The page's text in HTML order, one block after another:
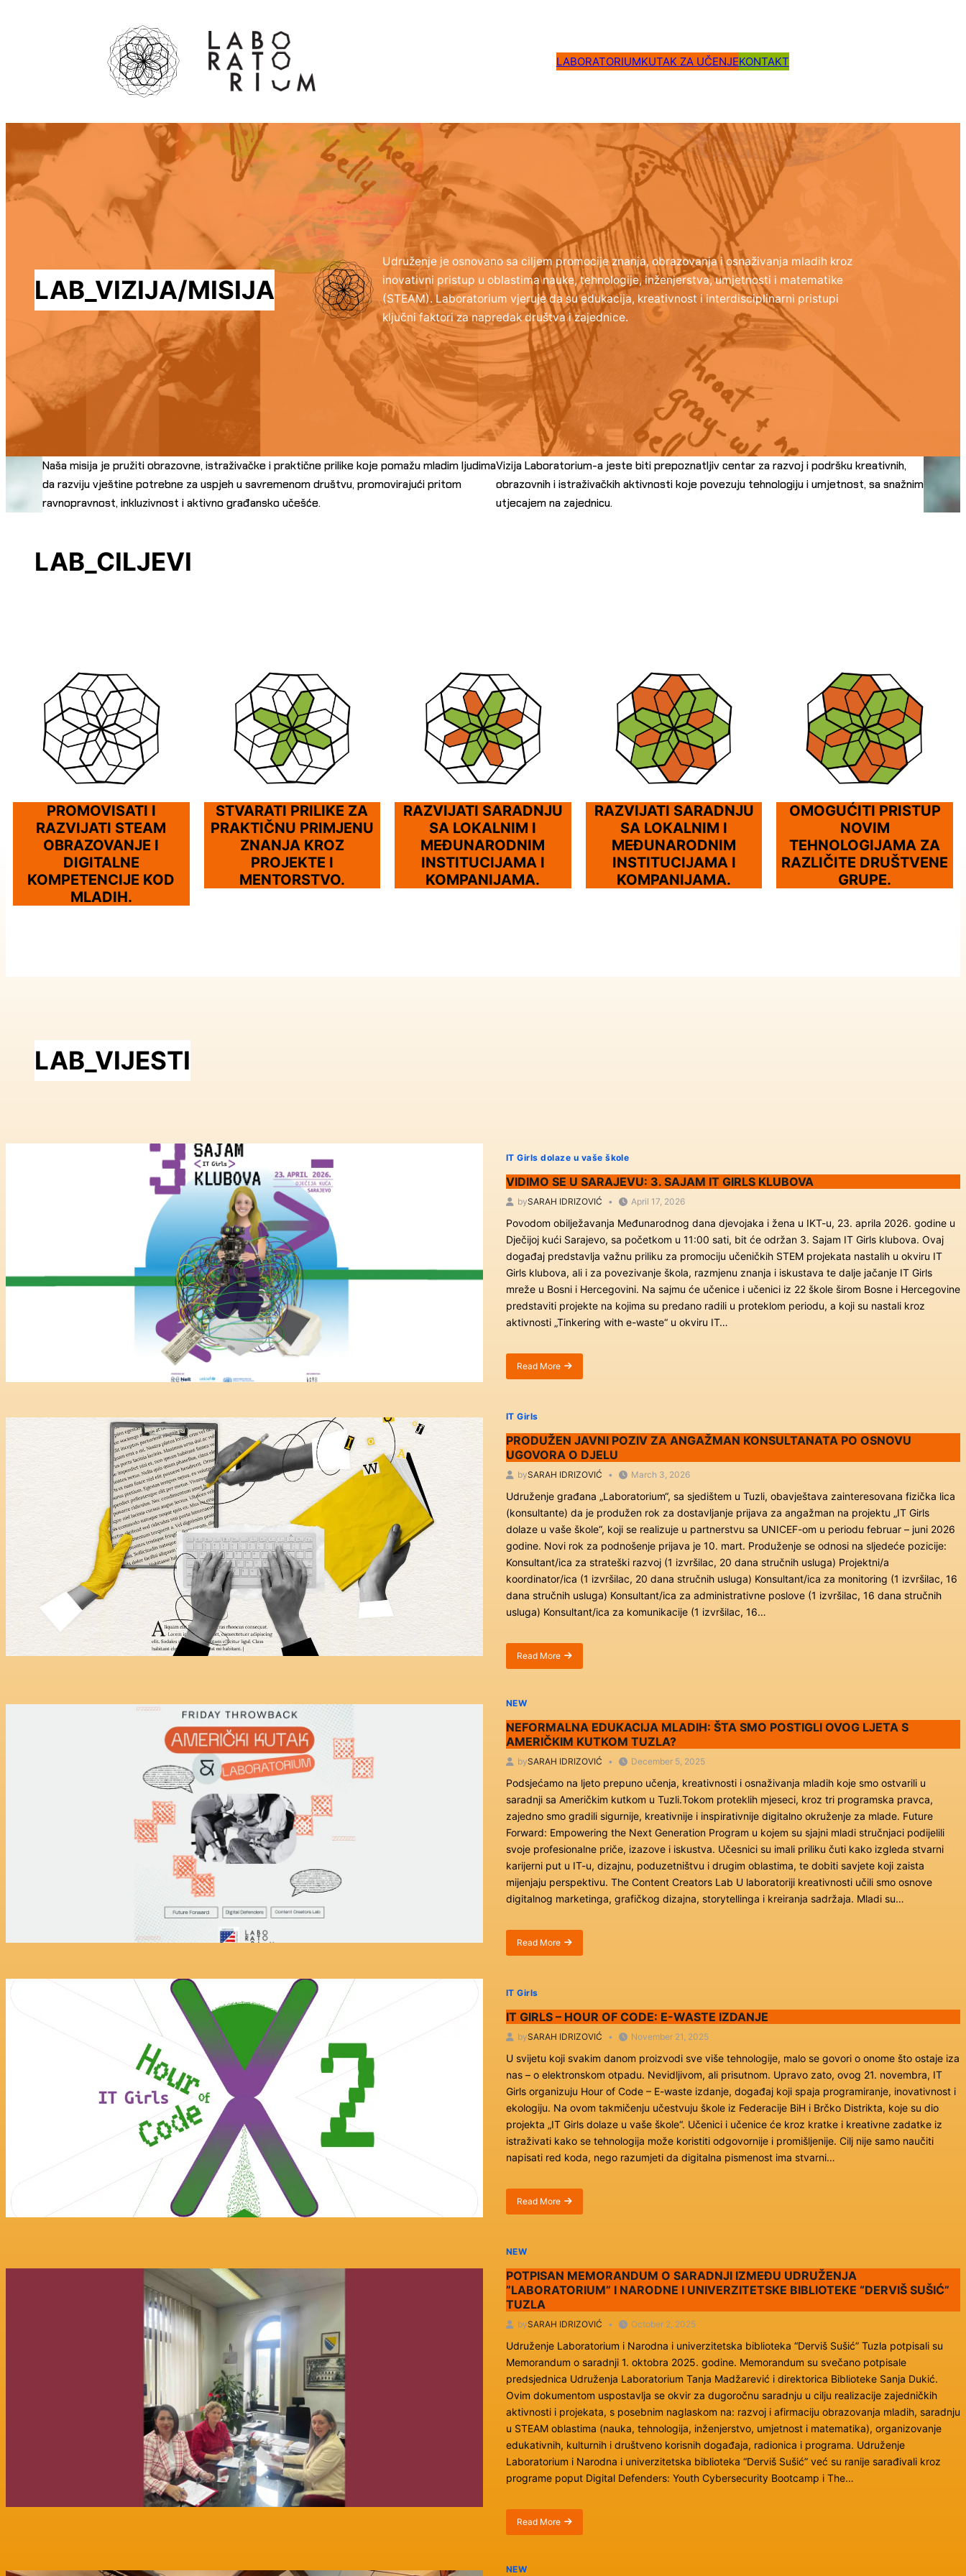
LABORATORIUMKUTAK ZA UČENJEKONTAKT
LAB_VIZIJA/MISIJA
Udruženje je osnovano sa ciljem promocije znanja, obrazovanja i osnaživanja mladih kroz
inovativni pristup u oblastima nauke, tehnologije, inženjerstva, umjetnosti i matematike
(STEAM). Laboratorium vjeruje da su edukacija, kreativnost i interdisciplinarni pristupi
ključni faktori za napredak društva i zajednice.
Naša misija je pružiti obrazovne, istraživačke i praktične prilike koje pomažu mladim ljudima
da razviju vještine potrebne za uspjeh u savremenom društvu, promovirajući pritom
ravnopravnost, inkluzivnost i aktivno građansko učešće.
Vizija Laboratorium-a jeste biti prepoznatljiv centar za razvoj i podršku kreativnih,
obrazovnih i istraživačkih aktivnosti koje povezuju tehnologiju i umjetnost, sa snažnim
utjecajem na zajednicu.
LAB_CILJEVI
PROMOVISATI I
RAZVIJATI STEAM
OBRAZOVANJE I
DIGITALNE
KOMPETENCIJE KOD
MLADIH.
STVARATI PRILIKE ZA
PRAKTIČNU PRIMJENU
ZNANJA KROZ
PROJEKTE I
MENTORSTVO.
RAZVIJATI SARADNJU
SA LOKALNIM I
MEĐUNARODNIM
INSTITUCIJAMA I
KOMPANIJAMA.
RAZVIJATI SARADNJU
SA LOKALNIM I
MEĐUNARODNIM
INSTITUCIJAMA I
KOMPANIJAMA.
OMOGUĆITI PRISTUP
NOVIM
TEHNOLOGIJAMA ZA
RAZLIČITE DRUŠTVENE
GRUPE.
LAB_VIJESTI
IT Girls dolaze u vaše škole
VIDIMO SE U SARAJEVU: 3. SAJAM IT GIRLS KLUBOVA
bySARAH IDRIZOVIĆ April 17, 2026
Povodom obilježavanja Međunarodnog dana djevojaka i žena u IKT-u, 23. aprila 2026. godine u
Dječijoj kući Sarajevo, sa početkom u 11:00 sati, bit će održan 3. Sajam IT Girls klubova. Ovaj
događaj predstavlja važnu priliku za promociju učeničkih STEM projekata nastalih u okviru IT
Girls klubova, ali i za povezivanje škola, razmjenu znanja i iskustava te dalje jačanje IT Girls
mreže u Bosni i Hercegovini. Na sajmu će učenice i učenici iz 22 škole širom Bosne i Hercegovine
predstaviti projekte na kojima su predano radili u proteklom periodu, a koji su nastali kroz
aktivnosti „Tinkering with e-waste“ u okviru IT…
Read More
about
Sarajevu:
3.
Sajam
IT
Girls
IT Girls
PRODUŽEN JAVNI POZIV ZA ANGAŽMAN KONSULTANATA PO OSNOVU
UGOVORA O DJELU
bySARAH IDRIZOVIĆ March 3, 2026
Udruženje građana „Laboratorium“, sa sjedištem u Tuzli, obavještava zainteresovana fizička lica
(konsultante) da je produžen rok za dostavljanje prijava za angažman na projektu „IT Girls
dolaze u vaše škole“, koji se realizuje u partnerstvu sa UNICEF-om u periodu februar – juni 2026
godine. Novi rok za podnošenje prijava je 10. mart. Produženje se odnosi na sljedeće pozicije:
Konsultant/ica za strateški razvoj (1 izvršilac, 20 dana stručnih usluga) Projektni/a
koordinator/ica (1 izvršilac, 20 dana stručnih usluga) Konsultant/ica za monitoring (1 izvršilac, 16
dana stručnih usluga) Konsultant/ica za administrativne poslove (1 izvršilac, 16 dana stručnih
usluga) Konsultant/ica za komunikacije (1 izvršilac, 16…
Read More
about
POZIV
ANGAŽMAN
KONSULTANATA
PO
OSNOVU
UGOVORA
O
DJELU
NEW
NEFORMALNA EDUKACIJA MLADIH: ŠTA SMO POSTIGLI OVOG LJETA S
AMERIČKIM KUTKOM TUZLA?
bySARAH IDRIZOVIĆ December 5, 2025
Podsjećamo na ljeto prepuno učenja, kreativnosti i osnaživanja mladih koje smo ostvarili u
saradnji sa Američkim kutkom u Tuzli.Tokom proteklih mjeseci, kroz tri programska pravca,
zajedno smo gradili sigurnije, kreativnije i inspirativnije digitalno okruženje za mlade. Future
Forward: Empowering the Next Generation Program u kojem su sjajni mladi stručnjaci podijelili
svoje profesionalne priče, izazove i iskustva. Učesnici su imali priliku čuti kako izgleda stvarni
karijerni put u IT-u, dizajnu, poduzetništvu i drugim oblastima, te dobiti savjete koji zaista
mijenjaju perspektivu. The Content Creators Lab U laboratoriji kreativnosti učili smo osnove
digitalnog marketinga, grafičkog dizajna, storytellinga i kreiranja sadržaja. Mladi su…
Read More
about
mladih:
Šta
smo
postigli
ovog
s
Američkim
kutkom
Tuzla?
IT Girls
IT GIRLS – HOUR OF CODE: E-WASTE IZDANJE
bySARAH IDRIZOVIĆ November 21, 2025
U svijetu koji svakim danom proizvodi sve više tehnologije, malo se govori o onome što ostaje iza
nas – o elektronskom otpadu. Nevidljivom, ali prisutnom. Upravo zato, ovog 21. novembra, IT
Girls organizuju Hour of Code – E-waste izdanje, događaj koji spaja programiranje, inovativnost i
ekologiju. Na ovom takmičenju učestvuju škole iz Federacije BiH i Brčko Distrikta, koje su dio
projekta „IT Girls dolaze u vaše škole“. Učenici i učenice će kroz kratke i kreativne zadatke iz
istraživati kako se tehnologija može koristiti odgovornije i promišljenije. Cilj nije samo naučiti
napisati red koda, nego razumjeti da digitalna pismenost ima stvarni…
Read More
about
Hour
of
Code:
E-
waste
izdanje
NEW
POTPISAN MEMORANDUM O SARADNJI IZMEĐU UDRUŽENJA
”LABORATORIUM” I NARODNE I UNIVERZITETSKE BIBLIOTEKE “DERVIŠ SUŠIĆ”
TUZLA
bySARAH IDRIZOVIĆ October 2, 2025
Udruženje Laboratorium i Narodna i univerzitetska biblioteka “Derviš Sušić” Tuzla potpisali su
Memorandum o saradnji 1. oktobra 2025. godine. Memorandum su svečano potpisale
predsjednica Udruženja Laboratorium Tanja Madžarević i direktorica Biblioteke Sanja Dukić.
Ovim dokumentom uspostavlja se okvir za dugoročnu saradnju u cilju realizacije zajedničkih
aktivnosti i projekata, s posebnim naglaskom na: razvoj i afirmaciju obrazovanja mladih, saradnju
u STEAM oblastima (nauka, tehnologija, inženjerstvo, umjetnost i matematika), organizovanje
edukativnih, kulturnih i društveno korisnih događaja, radionica i programa. Udruženje
Laboratorium i Narodna i univerzitetska biblioteka “Derviš Sušić” već su ranije sarađivali kroz
programe poput Digital Defenders: Youth Cybersecurity Bootcamp i The…
Read More
about
o
NEW